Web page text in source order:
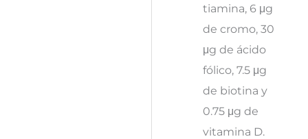
tiamina, 6 μg
de cromo, 30
μg de ácido
fólico, 7.5 μg
de biotina y
0.75 μg de
vitamina D.